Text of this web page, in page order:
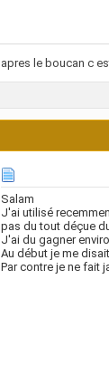
apres le boucan c
Salam
J'ai utilisé
pas du tout déçue
J'ai du gagner
Au début je me
Par contre je ne fait